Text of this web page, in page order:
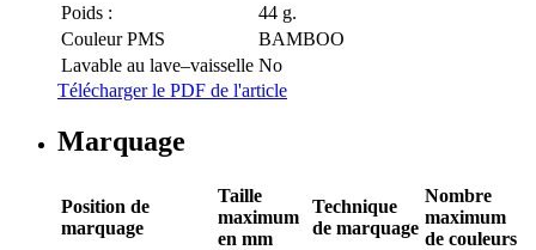
Poids :
44 g.
Couleur PMS
BAMBOO
Lavable au lave–vaisselle No
Télécharger le PDF de l'article
Marquage
Position de
marquage
Taille
maximum
en mm
Technique
de marquage
Nombre
maximum
de couleurs